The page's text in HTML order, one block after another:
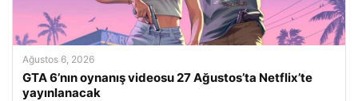
Ağustos 6, 2026
GTA 6’nın oynanış videosu 27 Ağustos’ta Netflix’te
yayınlanacak